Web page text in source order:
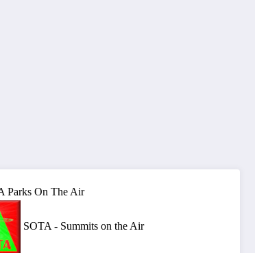
Parks On The Air
SOTA - Summits on the Air